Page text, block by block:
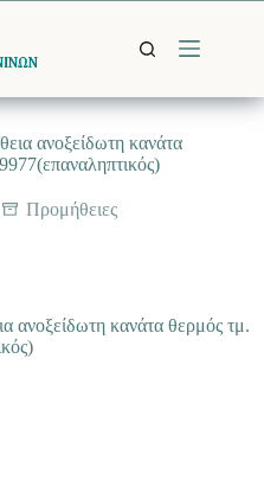
ανοξείδωτη κανάτα
Προμήθειες
ανοξείδωτη κανάτα θερμός τμ.